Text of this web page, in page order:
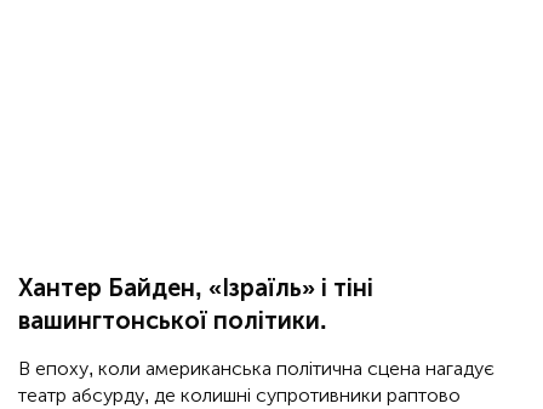
Хантер Байден, «Ізраїль» і тіні
вашингтонської політики.
В епоху, коли американська політична сцена нагадує
театр абсурду, де колишні супротивники раптово